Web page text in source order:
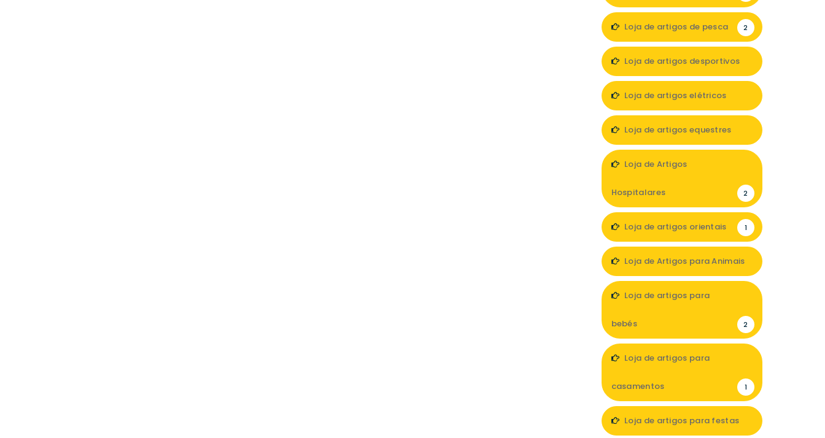
Loja de artigos de pesca 2
Loja de artigos desportivos
Loja de artigos elétricos
Loja de artigos equestres
Loja de Artigos
Hospitalares 2
Loja de artigos orientais 1
Loja de Artigos para Animais
Loja de artigos para
bebés 2
Loja de artigos para
casamentos 1
Loja de artigos para festas